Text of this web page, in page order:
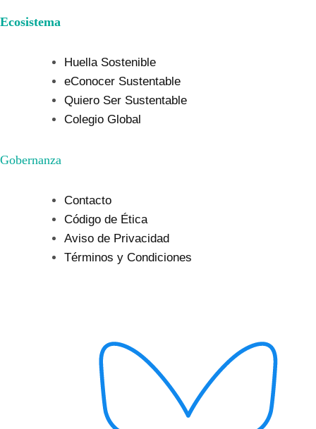
Ecosistema
Huella Sostenible
eConocer Sustentable
Quiero Ser Sustentable
Colegio Global
Gobernanza
Contacto
Código de Ética
Aviso de Privacidad
Términos y Condiciones